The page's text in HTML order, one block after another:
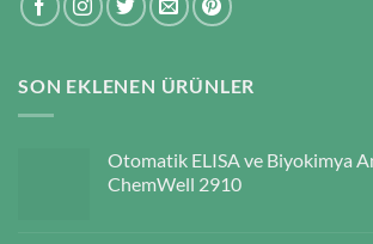
SON EKLENEN ÜRÜNLER
Otomatik ELISA ve Biyokimya
ChemWell 2910